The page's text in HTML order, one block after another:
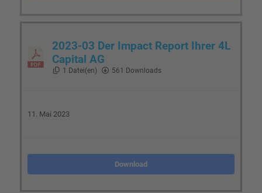
2023-03 Der Impact Report Ihrer 4L
Capital AG
1 Datei(en) 561 Downloads
11. Mai 2023
Download